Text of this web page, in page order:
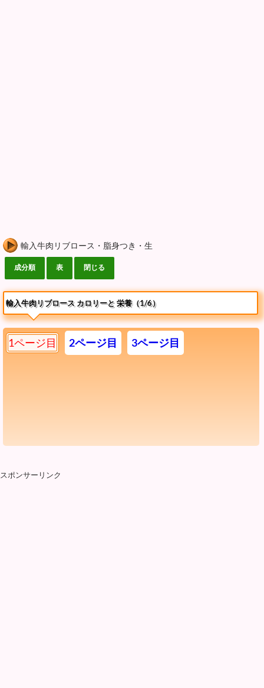
輸入牛肉リブロース・脂身つき・生
輸入牛肉リブロース カロリーと 栄養（1/6）
1ページ目 2ページ目 3ページ目
スポンサーリンク